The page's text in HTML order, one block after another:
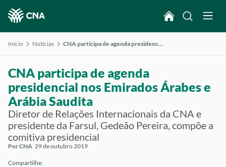
Início Notícias CNA participa de agenda presidencial nos Emirados Árabes e Arábia Saudita
CNA participa de agenda
presidencial nos Emirados Árabes e
Arábia Saudita
Diretor de Relações Internacionais da CNA e
presidente da Farsul, Gedeão Pereira, compõe a
comitiva presidencial
Por CNA 29 de outubro 2019
Compartilhe: